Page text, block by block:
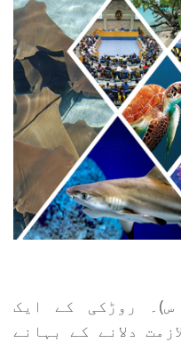
(ہ س)۔ روڑکی کے ایک
دلانے کے بہانے